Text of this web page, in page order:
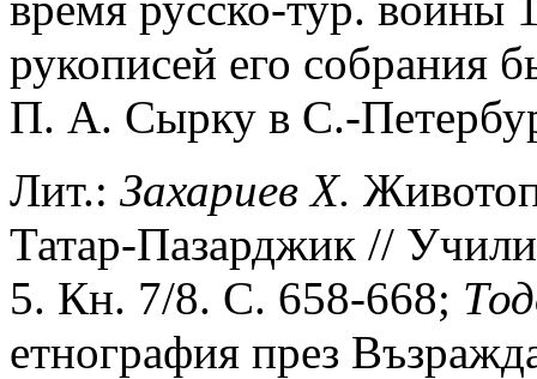
рукописей его собрания
П. А. Сырку в С.-
Лит.: Захариев Х.
Татар-Пазарджик //
5. Кн. 7/8. С. 658-668;
етнография през